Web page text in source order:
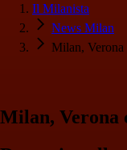
Il Milanista
News Milan
Milan, Verona
Milan, Verona